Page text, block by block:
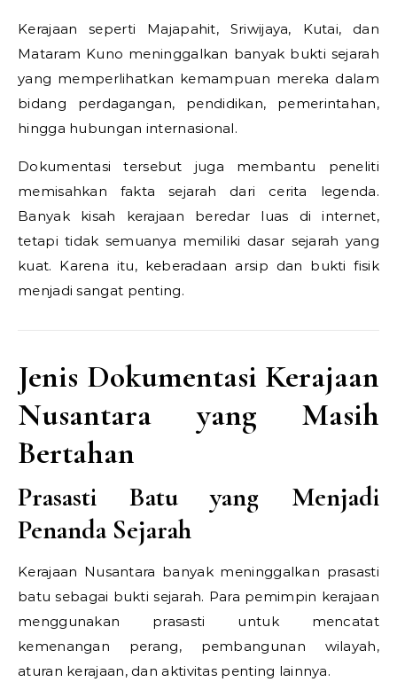
Kerajaan seperti Majapahit, Sriwijaya, Kutai, dan
Mataram Kuno meninggalkan banyak bukti sejarah
yang memperlihatkan kemampuan mereka dalam
bidang perdagangan, pendidikan, pemerintahan,
hingga hubungan internasional.
Dokumentasi tersebut juga membantu peneliti
memisahkan fakta sejarah dari cerita legenda.
Banyak kisah kerajaan beredar luas di internet,
tetapi tidak semuanya memiliki dasar sejarah yang
kuat. Karena itu, keberadaan arsip dan bukti fisik
menjadi sangat penting.
Jenis Dokumentasi Kerajaan
Nusantara yang Masih
Bertahan
Prasasti Batu yang Menjadi
Penanda Sejarah
Kerajaan Nusantara banyak meninggalkan prasasti
batu sebagai bukti sejarah. Para pemimpin kerajaan
menggunakan prasasti untuk mencatat
kemenangan perang, pembangunan wilayah,
aturan kerajaan, dan aktivitas penting lainnya.